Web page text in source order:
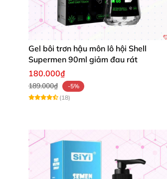
Gel bôi trơn hậu môn lô hội Shell
Supermen 90ml giảm đau rát
180.000₫
189.000₫
-5%
(18)